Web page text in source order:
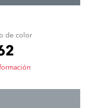
de color